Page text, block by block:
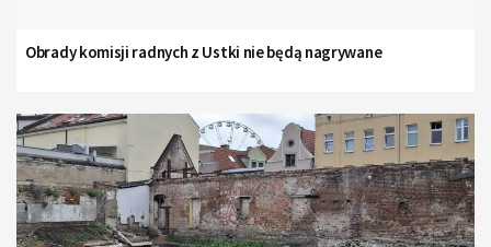
Obrady komisji radnych z Ustki nie będą nagrywane